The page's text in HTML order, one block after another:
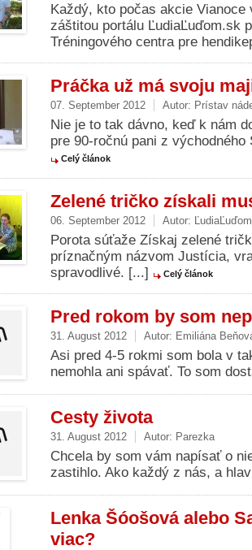
Každý, kto počas akcie Vianoce
záštitou portálu ĽudiaĽuďom.sk
Tréningového centra pre
Práčka už má svoju
07. September 2012 Autor: Prístav
Nie je to tak dávno, keď k nám
pre 90-ročnú pani z
Celý článok
Zelené tričko získali
06. September 2012 Autor:
Porota súťaže Získaj zelené
príznačným názvom Justícia,
spravodlivé. [...]
Celý článok
Pred rokom by som
31. August 2012 Autor: Emiliána
Asi pred 4-5 rokmi som bola v
nemohla ani spávať. To som
Cesty života
31. August 2012 Autor: Parezka
Chcela by som vám napísať o
zastihlo. Ako každý z nás, a
Lenka Šóošová alebo
viac?